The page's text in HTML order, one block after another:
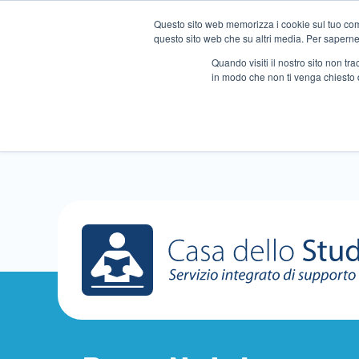
Questo sito web memorizza i cookie sul tuo
questo sito web che su altri media. Per
Quando visiti il ​​nostro sito non
in modo che non ti venga